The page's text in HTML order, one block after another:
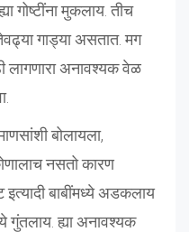
गोष्टींना मुकलाय. तीच
गाड्या असतात. मग
लागणारा अनावश्यक वेळ
बोलायला,
नसतो कारण
बाबींमध्ये अडकलाय
ह्या अनावश्यक